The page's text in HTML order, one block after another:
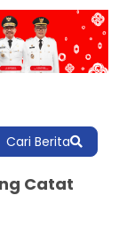
Cari Berita
Catat